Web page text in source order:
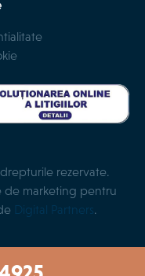
rezervate.
de marketing pentru
Digital Partners.